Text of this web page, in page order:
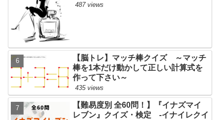
487 views
【脳トレ】マッチ棒クイズ ～マッチ
棒を1本だけ動かして正しい計算式を
作って下さい～
435 views
【難易度別 全60問！】『イナズマイ
レブン』クイズ・検定 -イナイレクイ